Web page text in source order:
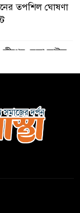
তপশিল ঘোষণা
লীগের নেতা আটক
পেয়ে সচিবালয়
নেতারা
শেখ হাসিনা
আটকে দিলো